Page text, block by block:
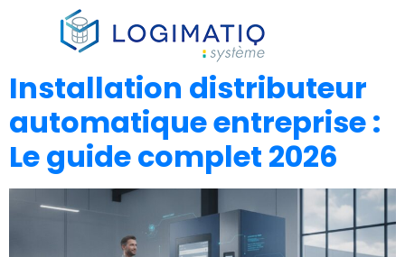
Installation distributeur
automatique entreprise :
Le guide complet 2026